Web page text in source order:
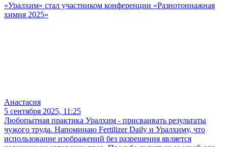
«Уралхим» стал участником конференции «Разнотоннажная
химия 2025»
Анастасия
5 сентября 2025, 11:25
Любопытная практика Уралхим - присваивать результаты
чужого труда. Напоминаю Fertilizer Daily и Уралхиму, что
использование изображений без разрешения является